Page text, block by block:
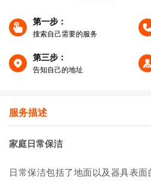
第一步：
搜索自己需要的服务
第三步：
告知自己的地址
服务描述
家庭日常保洁
日常保洁包括了地面以及器具表面